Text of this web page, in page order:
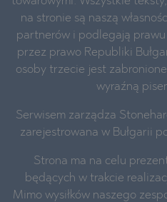
na stronie są naszą
partnerów i podlegają
przez prawo Republiki
osoby trzecie jest
wyraźną
Serwisem zarządza
zarejestrowana w Bułgarii
Strona ma na celu
będących w trakcie
Mimo wysiłków naszego